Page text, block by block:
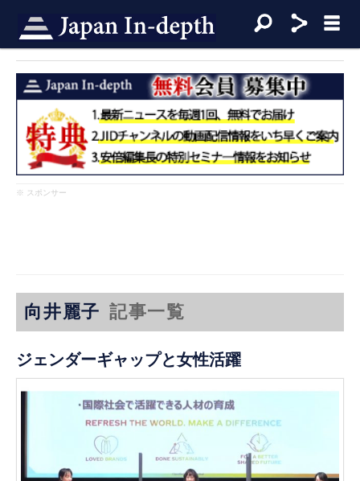
※ スポンサー
向井麗子 記事一覧
ジェンダーギャップと女性活躍